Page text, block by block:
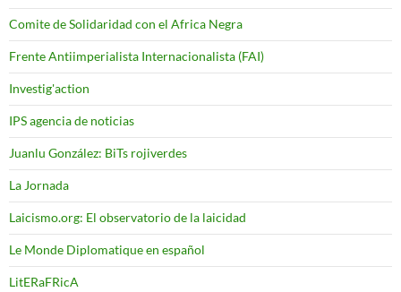
Comite de Solidaridad con el Africa Negra
Frente Antiimperialista Internacionalista (FAI)
Investig'action
IPS agencia de noticias
Juanlu González: BiTs rojiverdes
La Jornada
Laicismo.org: El observatorio de la laicidad
Le Monde Diplomatique en español
LitERaFRicA